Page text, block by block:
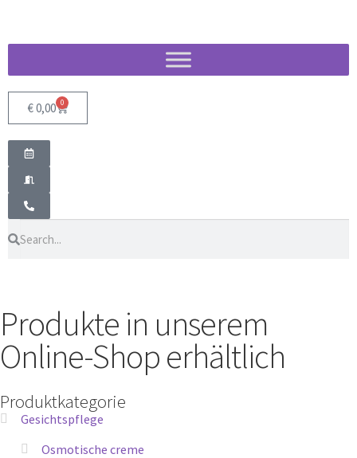
€0,00 0
Produkte in unserem
Online-Shop erhältlich
Produktkategorie
Gesichtspflege
Osmotische creme